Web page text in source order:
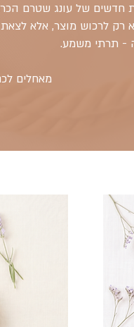
חדשים של עונג שטרם
רק לרכוש מוצר, אלא
- תרתי משמע.
מאחלים